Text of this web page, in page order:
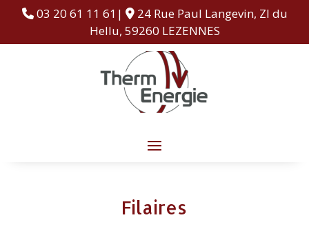
03 20 61 11 61|
24 Rue Paul Langevin, ZI du
Hellu, 59260 LEZENNES
Filaires